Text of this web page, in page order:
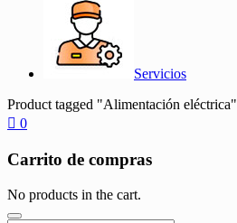
Servicios
Product tagged "Alimentación eléctrica"
0
Carrito de compras
No products in the cart.